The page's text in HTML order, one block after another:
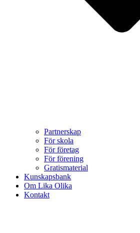
Partnerskap
För skola
För företag
För förening
Gratismaterial
Kunskapsbank
Om Lika Olika
Kontakt